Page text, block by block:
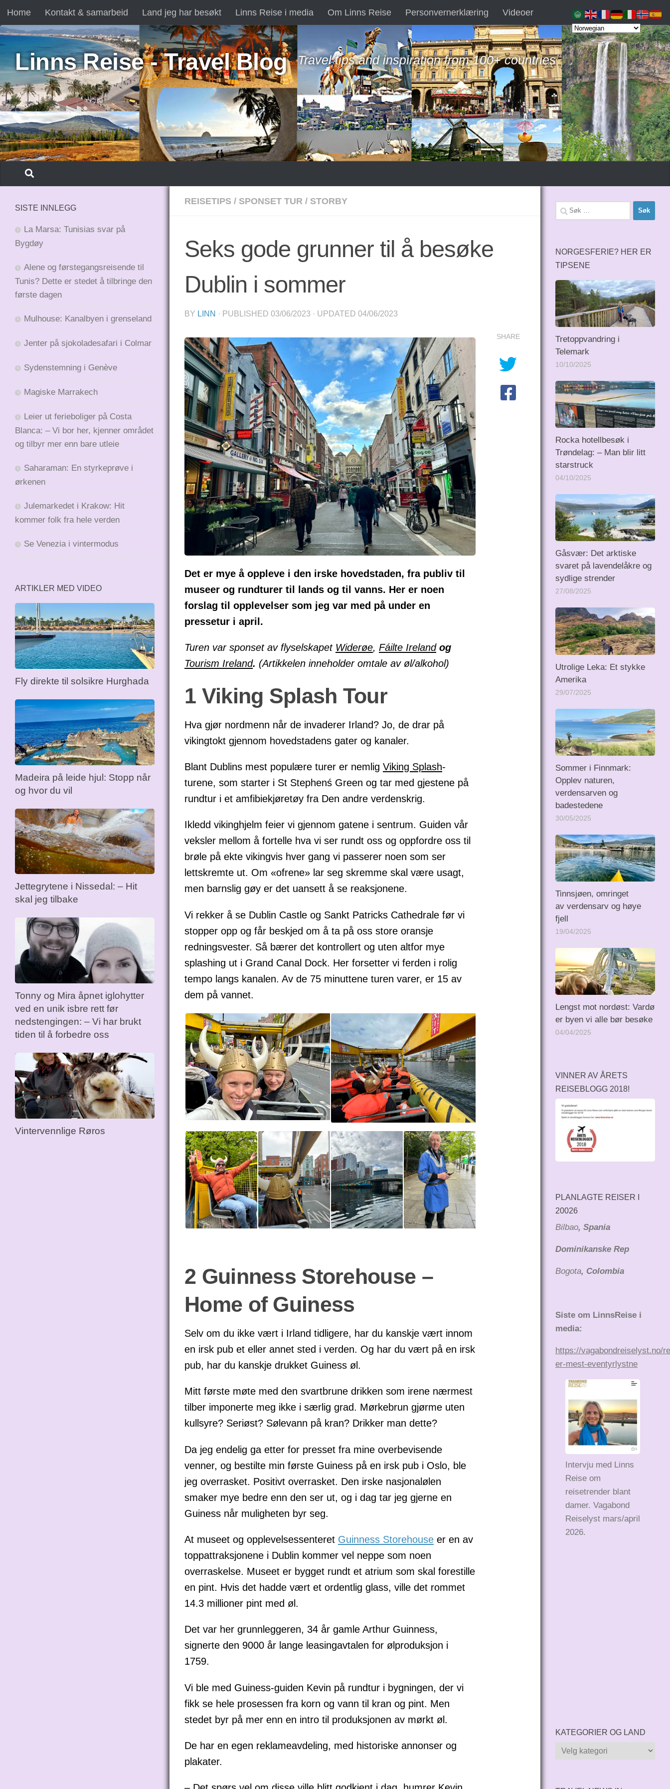
Skip to content
Home Kontakt & samarbeid Land jeg har besøkt Linns Reise i media Om Linns Reise Personvernerklæring Videoer
Linns Reise - Travel Blog Travel tips and inspiration from 100+ countries
REISETIPS / SPONSET TUR / STORBY
Seks gode grunner til å besøke
Dublin i sommer
BY LINN · PUBLISHED 03/06/2023 · UPDATED 04/06/2023
Det er mye å oppleve i den irske hovedstaden, fra publiv til
museer og rundturer til lands og til vanns. Her er noen
forslag til opplevelser som jeg var med på under en
pressetur i april.
Turen var sponset av flyselskapet Widerøe, Fáilte Ireland og
Tourism Ireland. (Artikkelen inneholder omtale av øl/alkohol)
1 Viking Splash Tour
Hva gjør nordmenn når de invaderer Irland? Jo, de drar på
vikingtokt gjennom hovedstadens gater og kanaler.
Blant Dublins mest populære turer er nemlig Viking Splash-
turene, som starter i St Stephenś Green og tar med gjestene på
rundtur i et amfibiekjøretøy fra Den andre verdenskrig.
Ikledd vikinghjelm feier vi gjennom gatene i sentrum. Guiden vår
veksler mellom å fortelle hva vi ser rundt oss og oppfordre oss til
brøle på ekte vikingvis hver gang vi passerer noen som ser
lettskremte ut. Om «ofrene» lar seg skremme skal være usagt,
men barnslig gøy er det uansett å se reaksjonene.
Vi rekker å se Dublin Castle og Sankt Patricks Cathedrale før vi
stopper opp og får beskjed om å ta på oss store oransje
redningsvester. Så bærer det kontrollert og uten altfor mye
splashing ut i Grand Canal Dock. Her forsetter vi ferden i rolig
tempo langs kanalen. Av de 75 minuttene turen varer, er 15 av
dem på vannet.
2 Guinness Storehouse –
Home of Guiness
Selv om du ikke vært i Irland tidligere, har du kanskje vært innom
en irsk pub et eller annet sted i verden. Og har du vært på en irsk
pub, har du kanskje drukket Guiness øl.
Mitt første møte med den svartbrune drikken som irene nærmest
tilber imponerte meg ikke i særlig grad. Mørkebrun gjørme uten
kullsyre? Seriøst? Sølevann på kran? Drikker man dette?
Da jeg endelig ga etter for presset fra mine overbevisende
venner, og bestilte min første Guiness på en irsk pub i Oslo, ble
jeg overrasket. Positivt overrasket. Den irske nasjonalølen
smaker mye bedre enn den ser ut, og i dag tar jeg gjerne en
Guiness når muligheten byr seg.
At museet og opplevelsessenteret Guinness Storehouse er en av
toppattraksjonene i Dublin kommer vel neppe som noen
overraskelse. Museet er bygget rundt et atrium som skal forestille
en pint. Hvis det hadde vært et ordentlig glass, ville det rommet
14.3 millioner pint med øl.
Det var her grunnleggeren, 34 år gamle Arthur Guinness,
signerte den 9000 år lange leasingavtalen for ølproduksjon i
1759.
Vi ble med Guiness-guiden Kevin på rundtur i bygningen, der vi
fikk se hele prosessen fra korn og vann til kran og pint. Men
stedet byr på mer enn en intro til produksjonen av mørkt øl.
De har en egen reklameavdeling, med historiske annonser og
plakater.
SHARE
SISTE INNLEGG
La Marsa: Tunisias svar på
Bygdøy
Alene og førstegangsreisende til
Tunis? Dette er stedet å tilbringe den
første dagen
Mulhouse: Kanalbyen i grenseland
Jenter på sjokoladesafari i Colmar
Sydenstemning i Genève
Magiske Marrakech
Leier ut ferieboliger på Costa
Blanca: – Vi bor her, kjenner området
og tilbyr mer enn bare utleie
Saharaman: En styrkeprøve i
ørkenen
Julemarkedet i Krakow: Hit
kommer folk fra hele verden
Se Venezia i vintermodus
ARTIKLER MED VIDEO
Fly direkte til solsikre Hurghada
Madeira på leide hjul: Stopp når
og hvor du vil
Jettegrytene i Nissedal: – Hit
skal jeg tilbake
Tonny og Mira åpnet iglohytter
ved en unik isbre rett før
nedstengingen: – Vi har brukt
tiden til å forbedre oss
Vintervennlige Røros
Søk
etter:
NORGESFERIE? HER ER
TIPSENE
Tretoppvandring i
Telemark
10/10/2025
Rocka hotellbesøk i
Trøndelag: – Man blir litt
starstruck
04/10/2025
Gåsvær: Det arktiske
svaret på lavendelåkre og
sydlige strender
27/08/2025
Utrolige Leka: Et stykke
Amerika
29/07/2025
Sommer i Finnmark:
Opplev naturen,
verdensarven og
badestedene
30/05/2025
Tinnsjøen, omringet
av verdensarv og høye
fjell
19/04/2025
Lengst mot nordøst: Vardø
er byen vi alle bør besøke
04/04/2025
VINNER AV ÅRETS
REISEBLOGG 2018!
PLANLAGTE REISER I
20026
Bilbao, Spania
Dominikanske Rep
Bogota, Colombia
Siste om LinnsReise i
media:
https://vagabondreiselyst.no/
er-mest-eventyrlystne
Intervju med Linns
Reise om
reisetrender blant
damer. Vagabond
Reiselyst mars/april
2026.
KATEGORIER OG LAND
Kategorier